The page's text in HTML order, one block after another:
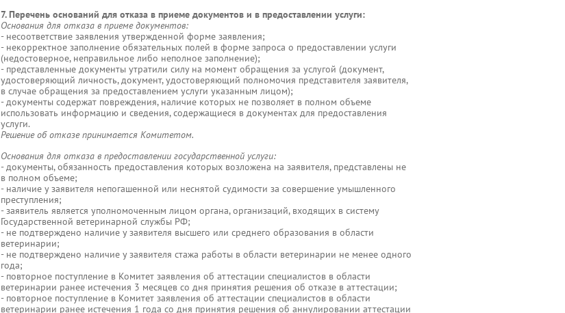
7. Перечень оснований для отказа в приеме документов и в предоставлении услуги:
Основания для отказа в приеме документов:
- несоответствие заявления утвержденной форме заявления;
- некорректное заполнение обязательных полей в форме запроса о предоставлении услуги
(недостоверное, неправильное либо неполное заполнение);
- представленные документы утратили силу на момент обращения за услугой (документ,
удостоверяющий личность, документ, удостоверяющий полномочия представителя заявителя,
в случае обращения за предоставлением услуги указанным лицом);
- документы содержат повреждения, наличие которых не позволяет в полном объеме
использовать информацию и сведения, содержащиеся в документах для предоставления
услуги.
Решение об отказе принимается Комитетом.
Основания для отказа в предоставлении государственной услуги:
- документы, обязанность предоставления которых возложена на заявителя, представлены не
в полном объеме;
- наличие у заявителя непогашенной или неснятой судимости за совершение умышленного
преступления;
- заявитель является уполномоченным лицом органа, организаций, входящих в систему
Государственной ветеринарной службы РФ;
- не подтверждено наличие у заявителя высшего или среднего образования в области
ветеринарии;
- не подтверждено наличие у заявителя стажа работы в области ветеринарии не менее одного
года;
- повторное поступление в Комитет заявления об аттестации специалистов в области
ветеринарии ранее истечения 3 месяцев со дня принятия решения об отказе в аттестации;
- повторное поступление в Комитет заявления об аттестации специалистов в области
ветеринарии ранее истечения 1 года со дня принятия решения об аннулировании аттестации